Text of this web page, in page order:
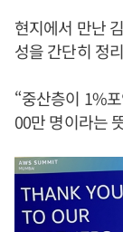
현지에서 만난
성을 간단히 정
“중산층이 1%
00만 명이라는